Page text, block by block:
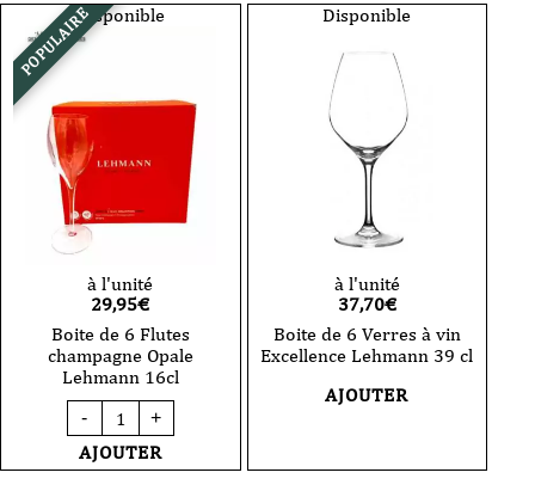
Verres
à
45
Verres
à
Helicium
POPULAIREDisponible
à l'unité
29,95€
Boite de 6 Flutes
champagne Opale
Lehmann 16cl
-
quantité
de
Boite
de
+
AJOUTER
Disponible
à l'unité
37,70€
Boite de 6 Verres à vin
Excellence Lehmann 39 cl
AJOUTER